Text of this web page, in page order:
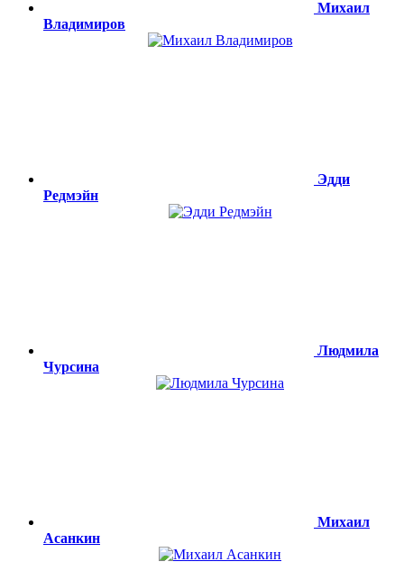
Михаил
Владимиров
Эдди
Редмэйн
Людмила
Чурсина
Михаил
Асанкин